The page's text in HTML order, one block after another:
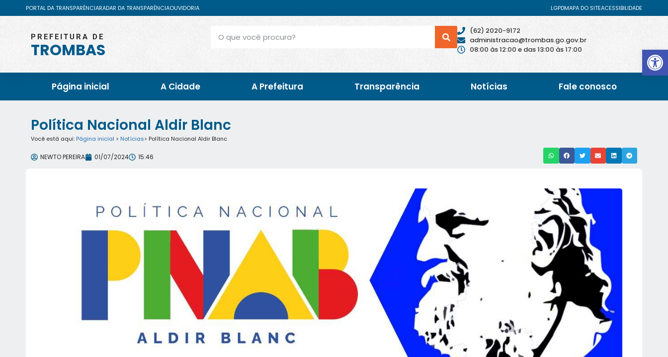
PORTAL DA TRANSPARÊNCIARADAR DA TRANSPARÊNCIAOUVIDORIA LGPDMAPA DO SITEACESSIBILIDADE
PREFEITURA DE
TROMBAS
(62) 2020-9172
administracao@trombas.go.gov.br
08:00 às 12:00 e das 13:00 às 17:00
Página inicial A Cidade A Prefeitura Transparência Notícias Fale conosco
Política Nacional Aldir Blanc
Você está aqui: Página inicial > Notícias> Política Nacional Aldir Blanc
NEWTO PEREIRA 01/07/2024 15:46
Abrir